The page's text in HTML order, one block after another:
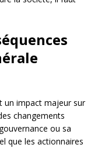
un impact majeur sur
changements
ou sa
que les actionnaires